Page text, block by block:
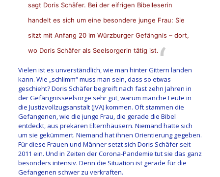
sagt Doris Schäfer. Bei der eifrigen Bibelleserin
handelt es sich um eine besondere junge Frau: Sie
sitzt mit Anfang 20 im Würzburger Gefängnis – dort,
wo Doris Schäfer als Seelsorgerin tätig ist.
Vielen ist es unverständlich, wie man hinter Gittern landen
kann. Wie „schlimm“ muss man sein, dass so etwas
geschieht? Doris Schäfer begreift nach fast zehn Jahren in
der Gefängnisseelsorge sehr gut, warum manche Leute in
die Justizvollzugsanstalt (JVA) kommen. Oft stammen die
Gefangenen, wie die junge Frau, die gerade die Bibel
entdeckt, aus prekären Elternhäusern. Niemand hatte sich
um sie gekümmert. Niemand hat ihnen Orientierung gegeben.
Für diese Frauen und Männer setzt sich Doris Schäfer seit
2011 ein. Und in Zeiten der Corona-Pandemie tut sie das ganz
besonders intensiv. Denn die Situation ist gerade für die
Gefangenen schwer zu verkraften.